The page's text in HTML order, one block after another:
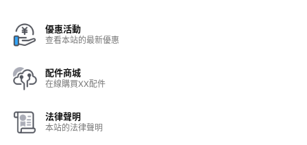
優惠活動
查看本站的最新優惠
配件商城
在線購買XX配件
法律聲明
本站的法律聲明